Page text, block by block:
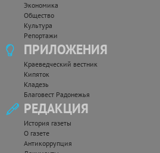
Экономика
Общество
Культура
Репортажи
ПРИЛОЖЕНИЯ
Краеведческий вестник
Кипяток
Кладезь
Благовест Радонежья
РЕДАКЦИЯ
История газеты
О газете
Антикоррупция